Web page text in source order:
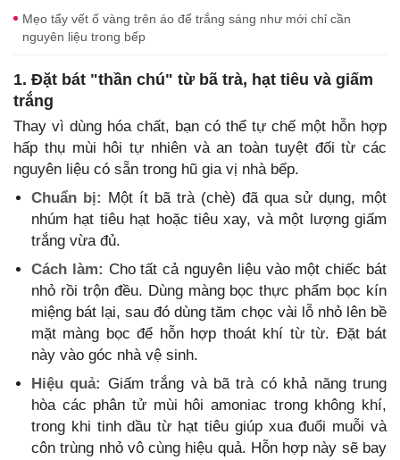
Mẹo tẩy vết ố vàng trên áo để trắng sáng như mới chỉ cần
nguyên liệu trong bếp
1. Đặt bát "thần chú" từ bã trà, hạt tiêu và giấm
trắng
Thay vì dùng hóa chất, bạn có thể tự chế một hỗn hợp
hấp thụ mùi hôi tự nhiên và an toàn tuyệt đối từ các
nguyên liệu có sẵn trong hũ gia vị nhà bếp.
Chuẩn bị: Một ít bã trà (chè) đã qua sử dụng, một
nhúm hạt tiêu hạt hoặc tiêu xay, và một lượng giấm
trắng vừa đủ.
Cách làm: Cho tất cả nguyên liệu vào một chiếc bát
nhỏ rồi trộn đều. Dùng màng bọc thực phẩm bọc kín
miệng bát lại, sau đó dùng tăm chọc vài lỗ nhỏ lên bề
mặt màng bọc để hỗn hợp thoát khí từ từ. Đặt bát
này vào góc nhà vệ sinh.
Hiệu quả: Giấm trắng và bã trà có khả năng trung
hòa các phân tử mùi hôi amoniac trong không khí,
trong khi tinh dầu từ hạt tiêu giúp xua đuổi muỗi và
côn trùng nhỏ vô cùng hiệu quả. Hỗn hợp này sẽ bay